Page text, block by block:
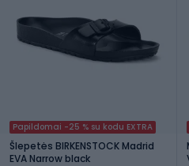
Papildomai -25 % su kodu EXTRA
Šlepetės BIRKENSTOCK Madrid
EVA Narrow black